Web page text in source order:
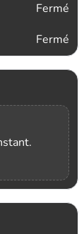
Fermé
Fermé